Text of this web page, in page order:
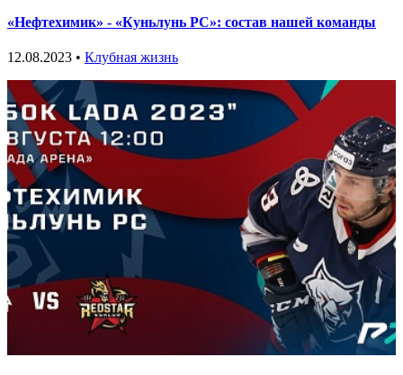
«Нефтехимик» - «Куньлунь РС»: состав нашей команды
12.08.2023 • Клубная жизнь